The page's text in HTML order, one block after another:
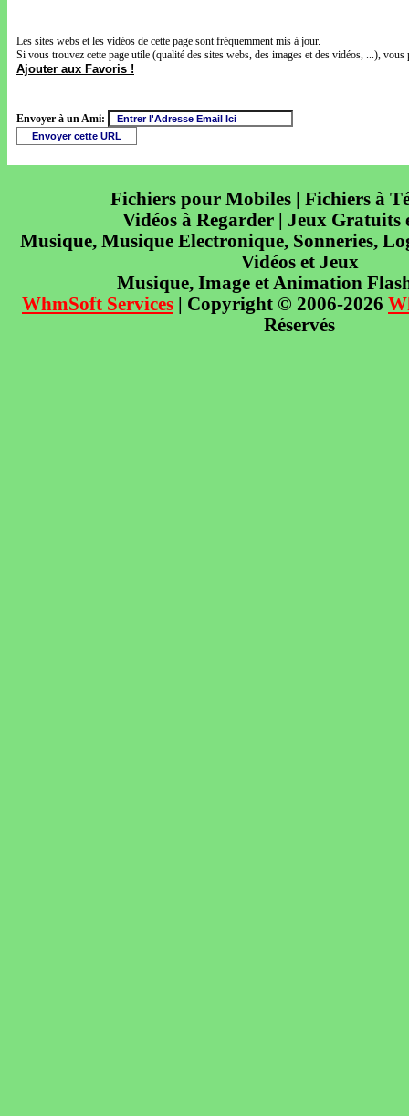
Les sites webs et les vidéos de cette page sont fréquemment mis à jour.
Si vous trouvez cette page utile (qualité des sites webs, des images et des vidéos, ...),
Ajouter aux Favoris !
Envoyer à un Ami:
Fichiers pour Mobiles | Fichiers à
Vidéos à Regarder | Jeux Gratuits
Musique, Musique Electronique, Sonneries,
Vidéos et Jeux
Musique, Image et Animation
WhmSoft Services | Copyright © 2006-2026
Réservés